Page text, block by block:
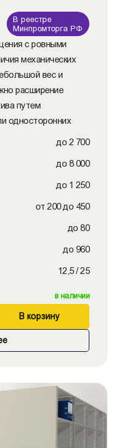
В реестре
Минпромторга РФ
с ровными
механических
вес и
расширение
путем
односторонних
до 2 700
до 8 000
до 1 250
от 200 до 450
до 80
до 960
12,5 / 25
в наличии
В корзину